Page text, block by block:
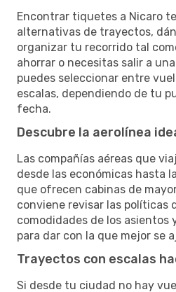
Encontrar tiquetes a Nicaro
alternativas de trayectos,
organizar tu recorrido tal
ahorrar o necesitas salir a
puedes seleccionar entre
escalas, dependiendo de tu
fecha.
Descubre la aerolínea
Las compañías aéreas que
desde las económicas hasta
que ofrecen cabinas de
conviene revisar las políticas
comodidades de los asientos
para dar con la que mejor se
Trayectos con escalas
Si desde tu ciudad no hay